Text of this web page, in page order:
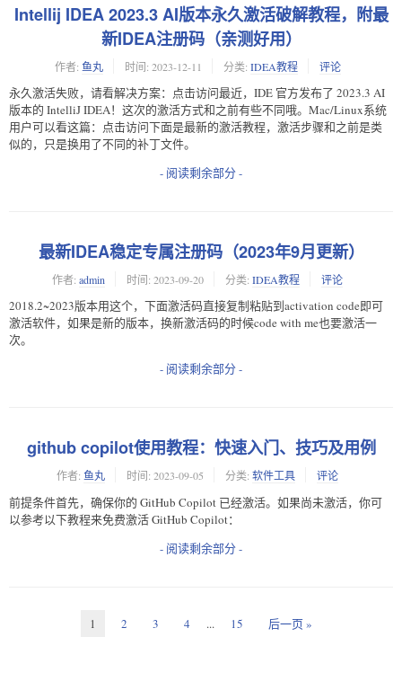
Intellij IDEA 2023.3 AI版本永久激活破解教程，附最
新IDEA注册码（亲测好用）
作者: 鱼丸 时间: 2023-12-11 分类: IDEA教程 评论
永久激活失败，请看解决方案：点击访问最近，IDE 官方发布了 2023.3 AI
版本的 IntelliJ IDEA！这次的激活方式和之前有些不同哦。Mac/Linux系统
用户可以看这篇：点击访问下面是最新的激活教程，激活步骤和之前是类
似的，只是换用了不同的补丁文件。
- 阅读剩余部分 -
最新IDEA稳定专属注册码（2023年9月更新）
作者: admin 时间: 2023-09-20 分类: IDEA教程 评论
2018.2~2023版本用这个，下面激活码直接复制粘贴到activation code即可
激活软件，如果是新的版本，换新激活码的时候code with me也要激活一
次。
- 阅读剩余部分 -
github copilot使用教程：快速入门、技巧及用例
作者: 鱼丸 时间: 2023-09-05 分类: 软件工具 评论
前提条件首先，确保你的 GitHub Copilot 已经激活。如果尚未激活，你可
以参考以下教程来免费激活 GitHub Copilot：
- 阅读剩余部分 -
1 2 3 4 ... 15 后一页 »